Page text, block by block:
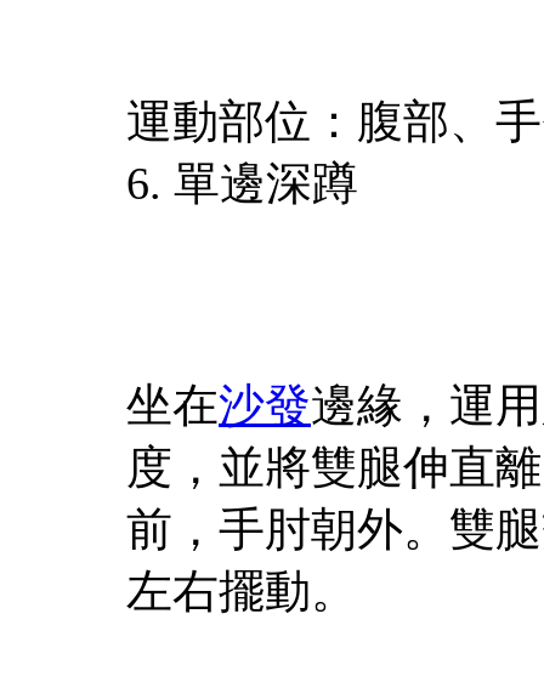
運動部位：腹部、
6. 單邊深蹲
坐在沙發邊緣，運
度，並將雙腿伸直
前，手肘朝外。雙
左右擺動。